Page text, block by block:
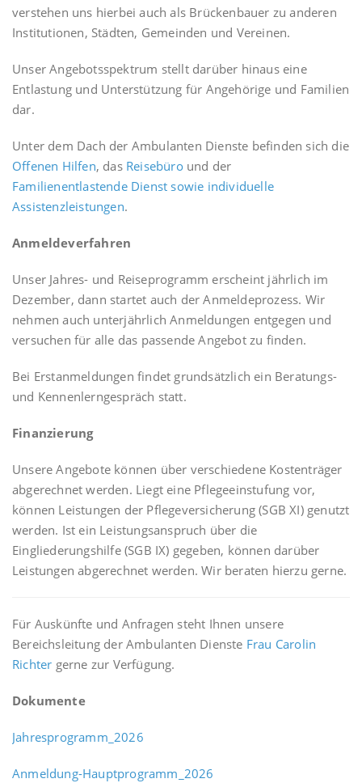
verstehen uns hierbei auch als Brückenbauer zu anderen
Institutionen, Städten, Gemeinden und Vereinen.
Unser Angebotsspektrum stellt darüber hinaus eine
Entlastung und Unterstützung für Angehörige und Familien
dar.
Unter dem Dach der Ambulanten Dienste befinden sich die
Offenen Hilfen, das Reisebüround der
Familienentlastende Dienst sowie individuelle
Assistenzleistungen.
Anmeldeverfahren
Unser Jahres- und Reiseprogramm erscheint jährlich im
Dezember, dann startet auch der Anmeldeprozess. Wir
nehmen auch unterjährlich Anmeldungen entgegen und
versuchen für alle das passende Angebot zu finden.
Bei Erstanmeldungen findet grundsätzlich ein Beratungs-
und Kennenlerngespräch statt.
Finanzierung
Unsere Angebote können über verschiedene Kostenträger
abgerechnet werden. Liegt eine Pflegeeinstufung vor,
können Leistungen der Pflegeversicherung (SGB XI) genutzt
werden. Ist ein Leistungsanspruch über die
Eingliederungshilfe (SGB IX) gegeben, können darüber
Leistungen abgerechnet werden. Wir beraten hierzu gerne.
Für Auskünfte und Anfragen steht Ihnen unsere
Bereichsleitung der Ambulanten Dienste Frau Carolin
Richter gerne zur Verfügung.
Dokumente
Jahresprogramm_2026
Anmeldung-Hauptprogramm_2026